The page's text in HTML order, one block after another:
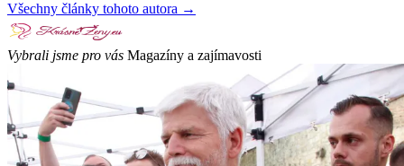
Všechny články tohoto autora →
Vybrali jsme pro vás Magazíny a zajímavosti